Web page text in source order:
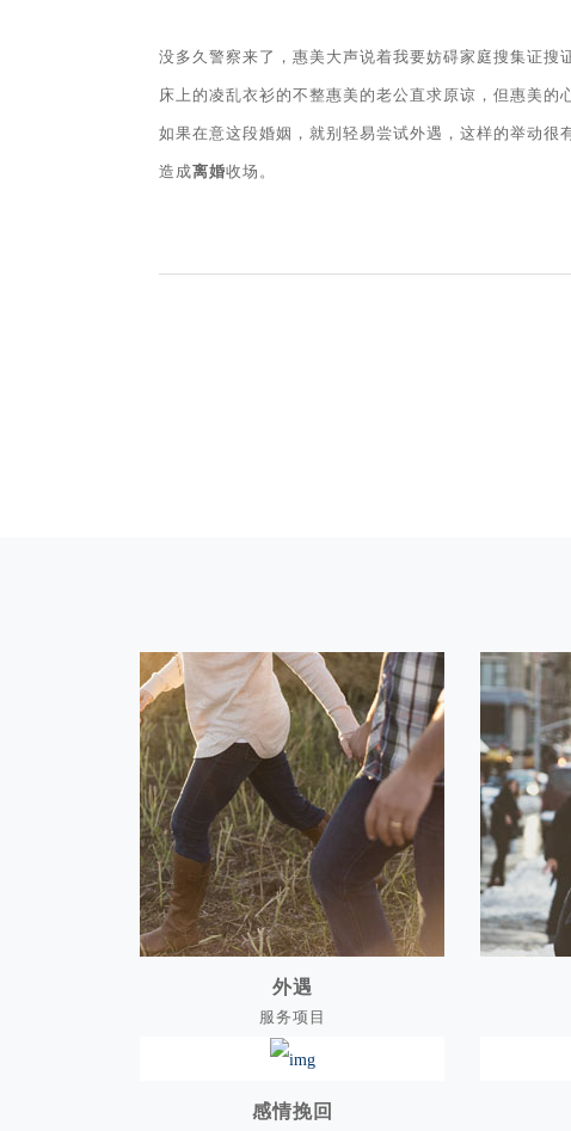
没多久警察来了，惠美大声说着我要妨碍家庭搜集证
床上的凌乱衣衫的不整惠美的老公直求原谅，但惠美的
如果在意这段婚姻，就别轻易尝试外遇，这样的举动
造成离婚收场。
外遇
外遇
服务项目
感情挽回